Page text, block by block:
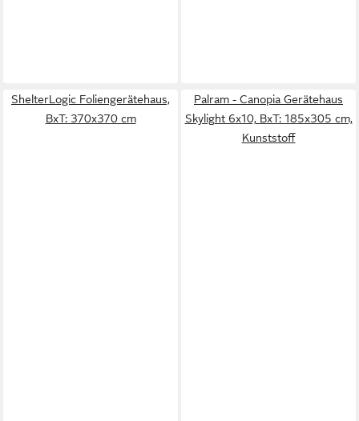
ShelterLogic Foliengerätehaus,
BxT: 370x370 cm
Palram - Canopia Gerätehaus
Skylight 6x10, BxT: 185x305 cm,
Kunststoff